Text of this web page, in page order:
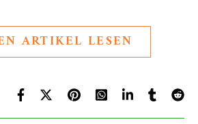
ARTIKEL LESEN